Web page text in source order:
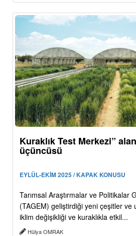
Kuraklık Test Merkezi”
üçüncüsü
EYLÜL-EKİM 2025 / KAPAK KONUSU
Tarımsal Araştırmalar ve Politikalar
(TAGEM) geliştirdiği yeni çeşitler ve
iklim değişikliği ve kuraklıkla etkil...
Hülya OMRAK